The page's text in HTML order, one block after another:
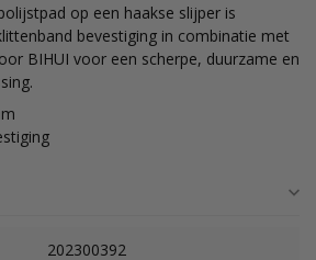
op een haakse slijper is
bevestiging in combinatie met
BIHUI voor een scherpe, duurzame en
202300392